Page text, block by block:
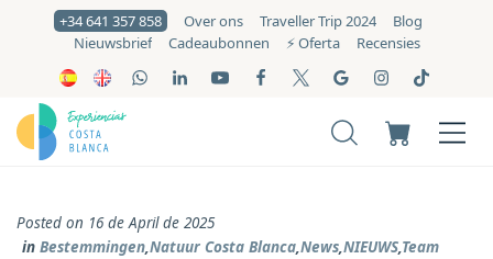
+34 641 357 858 Over ons Traveller Trip 2024
Blog
Nieuwsbrief
Cadeaubonnen ⚡️ Oferta Recensies
Posted on 16 de April de 2025
in Bestemmingen,Natuur Costa Blanca,News,NIEUWS,Team